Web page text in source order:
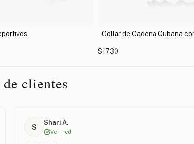
Collar de Cadena Cubana con Números
de clientes
S
Shari A.
Verified